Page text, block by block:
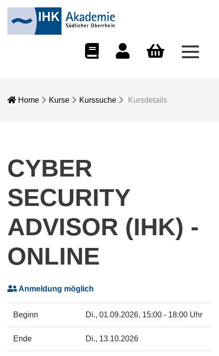
Menü
Home Kurse Kurssuche Kursdetails
CYBER
SECURITY
ADVISOR (IHK) -
ONLINE
Anmeldung möglich
Beginn Di., 01.09.2026, 15:00 - 18:00 Uhr
Ende Di., 13.10.2026